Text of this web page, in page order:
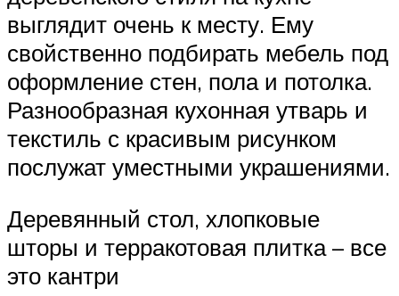
выглядит очень к месту. Ему
свойственно подбирать мебель под
оформление стен, пола и потолка.
Разнообразная кухонная утварь и
текстиль с красивым рисунком
послужат уместными украшениями.
Деревянный стол, хлопковые
шторы и терракотовая плитка – все
это кантри